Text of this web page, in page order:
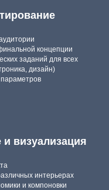
концепции
заданий для всех
дизайн)
параметров
визуализация
интерьерах
и компоновки